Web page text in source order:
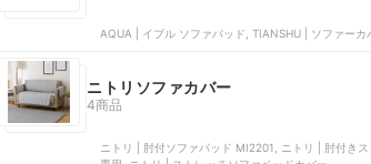
AQUA | イブル ソファパッド, TIANSHU | ソファーカ
ニトリソファカバー
4商品
ニトリ | 肘付ソファパッド MI2201, ニトリ | 肘付き